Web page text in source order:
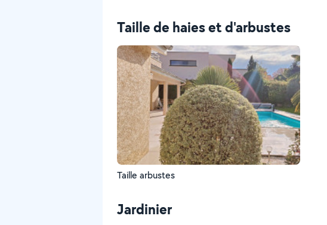
Taille de haies et d'arbustes
Taille arbustes
Jardinier